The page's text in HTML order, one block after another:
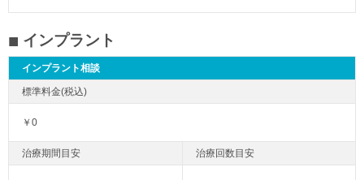
インプラント
インプラント相談
￥0